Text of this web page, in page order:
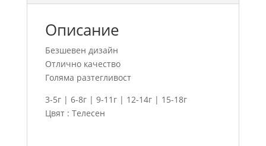
Описание
Безшевен дизайн
Отлично качество
Голяма разтегливост
3-5г | 6-8г | 9-11г | 12-14г | 15-18г
Цвят : Телесен